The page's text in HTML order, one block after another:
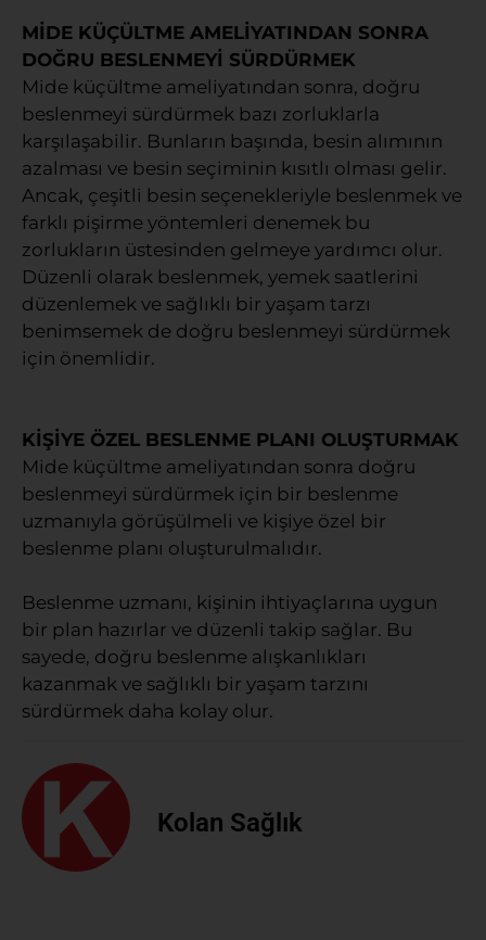
MİDE KÜÇÜLTME AMELİYATINDAN SONRA
DOĞRU BESLENMEYİ SÜRDÜRMEK
Mide küçültme ameliyatından sonra, doğru
beslenmeyi sürdürmek bazı zorluklarla
karşılaşabilir. Bunların başında, besin alımının
azalması ve besin seçiminin kısıtlı olması gelir.
Ancak, çeşitli besin seçenekleriyle beslenmek ve
farklı pişirme yöntemleri denemek bu
zorlukların üstesinden gelmeye yardımcı olur.
Düzenli olarak beslenmek, yemek saatlerini
düzenlemek ve sağlıklı bir yaşam tarzı
benimsemek de doğru beslenmeyi sürdürmek
için önemlidir.
KİŞİYE ÖZEL BESLENME PLANI OLUŞTURMAK
Mide küçültme ameliyatından sonra doğru
beslenmeyi sürdürmek için bir beslenme
uzmanıyla görüşülmeli ve kişiye özel bir
beslenme planı oluşturulmalıdır.
Beslenme uzmanı, kişinin ihtiyaçlarına uygun
bir plan hazırlar ve düzenli takip sağlar. Bu
sayede, doğru beslenme alışkanlıkları
kazanmak ve sağlıklı bir yaşam tarzını
sürdürmek daha kolay olur.
Kolan Sağlık